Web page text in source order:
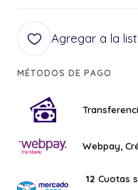
Agregar a la
MÉTODOS DE PAGO
Webpay,
12 Cuotas